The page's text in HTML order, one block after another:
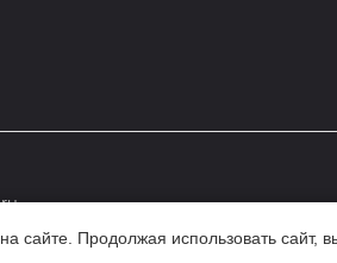
Продолжая использовать сайт,